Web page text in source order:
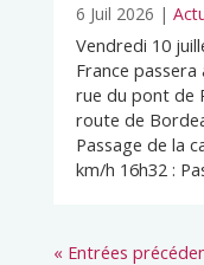
6 Juil 2026 |
Vendredi 10
France
rue du pont de
route de
Passage de la
km/h 16h32 :
« Entrées